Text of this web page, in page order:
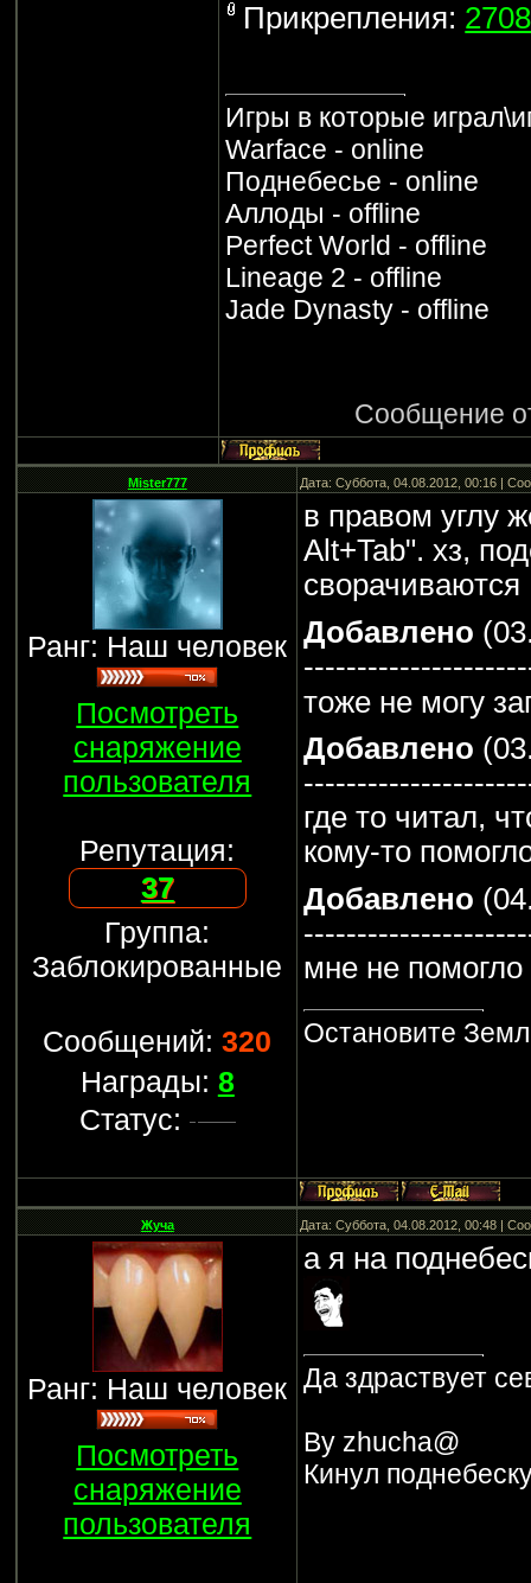
Прикрепления:
Игры в которые
Warface - online
Поднебесье - online
Аллоды - offline
Perfect World - offline
Lineage 2 - offline
Jade Dynasty - offline
Сообщение
Mister777 Дата: Суббота, 04.08.2012, 00:16 |
Ранг: Наш человек
Посмотреть
снаряжение
пользователя
Репутация:
37
Группа:
Заблокированные
Сообщений:320
Награды: 8
Статус:
в правом углу
Alt+Tab". хз,
сворачиваются
Добавлено
тоже не могу
Добавлено
где то читал,
кому-то
Добавлено
мне не помогло
Остановите
Жуча Дата: Суббота, 04.08.2012, 00:48 |
Ранг: Наш человек
Посмотреть
снаряжение
пользователя
а я на
Да здраствует
By zhucha@
Кинул